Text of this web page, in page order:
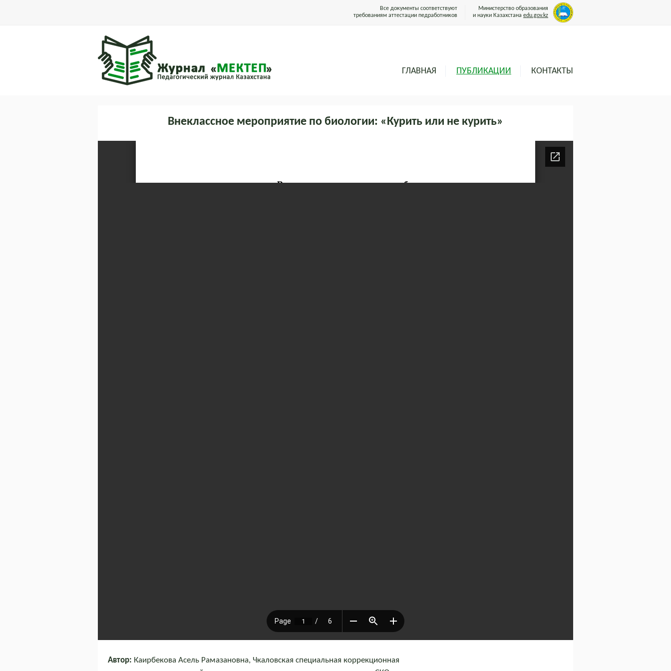
Все документы соответствуют
требованиям аттестации педработников
Министерство образования
и науки Казахстана edu.gov.kz
ГЛАВНАЯ ПУБЛИКАЦИИ КОНТАКТЫ
Внеклассное мероприятие по биологии: «Курить или не курить»
Автор: Каирбекова Асель Рамазановна, Чкаловская специальная коррекционная